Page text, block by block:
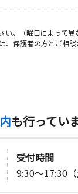
。（曜日によって異
保護者の方とご相談
も行ってい
受付時間
9:30～17:30（